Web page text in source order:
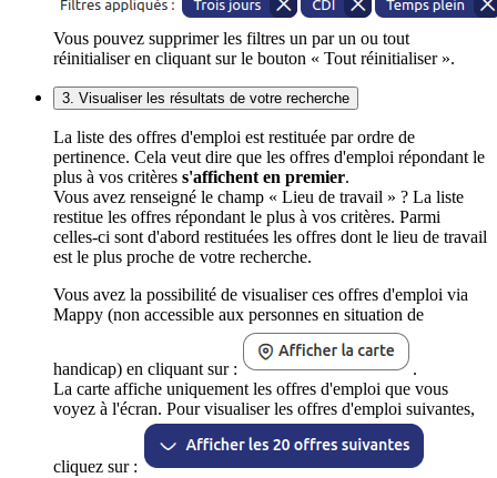
Vous pouvez supprimer les filtres un par un ou tout
réinitialiser en cliquant sur le bouton « Tout réinitialiser ».
3. Visualiser les résultats de votre recherche
La liste des offres d'emploi est restituée par ordre de
pertinence. Cela veut dire que les offres d'emploi répondant le
plus à vos critères s'affichent en premier.
Vous avez renseigné le champ « Lieu de travail » ? La liste
restitue les offres répondant le plus à vos critères. Parmi
celles-ci sont d'abord restituées les offres dont le lieu de travail
est le plus proche de votre recherche.
Vous avez la possibilité de visualiser ces offres d'emploi via
Mappy (non accessible aux personnes en situation de
handicap) en cliquant sur :
.
La carte affiche uniquement les offres d'emploi que vous
voyez à l'écran. Pour visualiser les offres d'emploi suivantes,
cliquez sur :